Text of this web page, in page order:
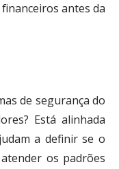
antes da
de segurança do
Está alinhada
a definir se o
os padrões